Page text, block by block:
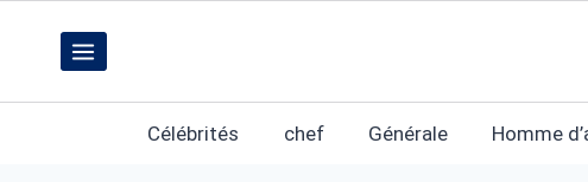
content
Célébrités chef Générale Homme